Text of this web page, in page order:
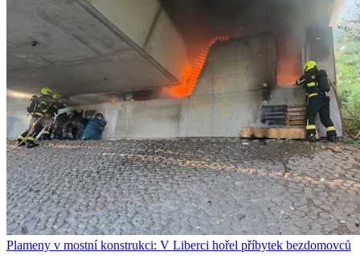
Plameny v mostní konstrukci: V Liberci hořel příbytek bezdomovců